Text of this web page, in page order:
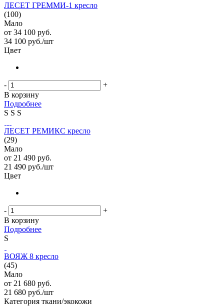
ЛЕСЕТ ГРЕММИ-1 кресло
(100)
Мало
от 34 100 руб.
34 100 руб./шт
Цвет
-
+
В корзину
Подробнее
S S S
ЛЕСЕТ РЕМИКС кресло
(29)
Мало
от 21 490 руб.
21 490 руб./шт
Цвет
-
+
В корзину
Подробнее
S
ВОЯЖ 8 кресло
(45)
Мало
от 21 680 руб.
21 680 руб./шт
Категория ткани/экокожи